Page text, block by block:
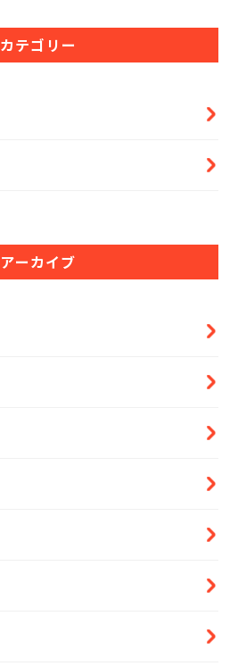
カテゴリー
アーカイブ